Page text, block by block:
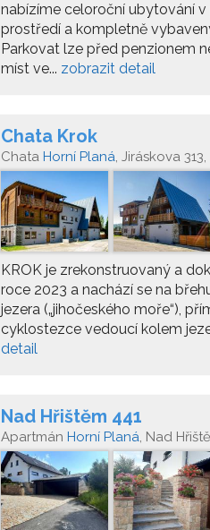
nabízíme celoroční ubytování v
prostředí a kompletně
Parkovat lze před penzionem
míst ve... zobrazit detail
Chata Krok
Chata Horní Planá, Jiráskova
KROK je zrekonstruovaný a
roce 2023 a nachází se na
jezera („jihočeského moře“),
cyklostezce vedoucí kolem
detail
Nad Hřištěm 441
Apartmán Horní Planá, Nad